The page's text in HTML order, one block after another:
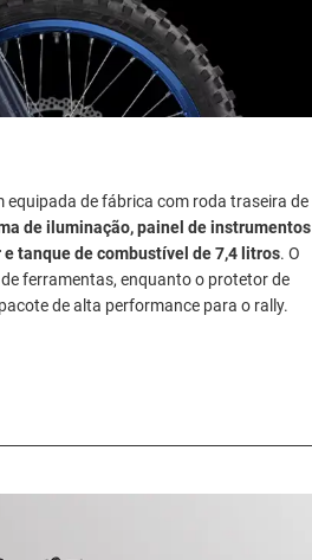
equipada de fábrica com roda traseira de
de iluminação, painel de instrumentos
tanque de combustível de 7,4 litros. O
ferramentas, enquanto o protetor de
de alta performance para o rally.